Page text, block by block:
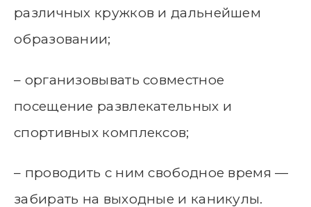
различных кружков и дальнейшем
образовании;
– организовывать совместное
посещение развлекательных и
спортивных комплексов;
– проводить с ним свободное время —
забирать на выходные и каникулы.